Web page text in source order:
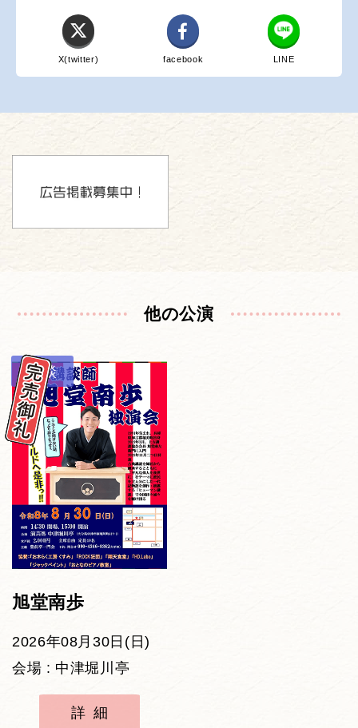
X(twitter) facebook LINE
他の公演
講談
旭堂南歩
2026年08月30日(日)
会場 : 中津堀川亭
詳細